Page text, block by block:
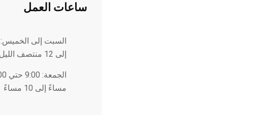
ساعات العمل
السبت إلى الخميس:
إلى 12 منتصف الليل
الجمعة:
مساءً إلى 10 مساءً